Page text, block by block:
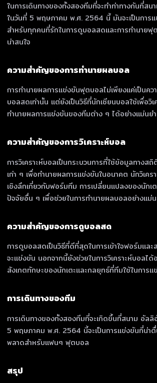
ในการเดินทางของทั้งสองทีมที่จะทำท่าทางกันที่ส
ในวันที่ 5 พฤษภาคม พ.ศ. 2564 นี้ มันจะเป็นการ
สำหรับทุกคนที่รักในการดูบอลสดและการทำนาย
น่าสนใจ
ความสำคัญของการทำนายผลบอล
การทำนายผลการแข่งขันฟุตบอลไม่เพียงแค่เป็นค
บอลสดเท่านั้น แต่ยังเป็นวิธีที่นักเซียนบอลใช้เพื่อวิเ
ทำนายผลการแข่งขันของทีมต่าง ๆ ได้อย่างแม่นยำ
ความสำคัญของการวิเคราะห์บอล
การวิเคราะห์บอลเป็นกระบวนการที่ใช้ข้อมูลทางส
เก่า ๆ เพื่อทำนายผลการแข่งขันในอนาคต นักวิเค
เชิงลึกเกี่ยวกับฟอร์มทีม การเปลี่ยนแปลงของนักเ
ปัจจัยอื่น ๆ เพื่อช่วยในการทำนายผลบอลอย่างแม่
ความสำคัญของการดูบอลสด
การดูบอลสดเป็นวิธีที่ดีที่สุดในการเข้าใจฟอร์มแล
จะแข่งขัน นอกจากนี้ยังช่วยในการวิเคราะห์บอลได้
สังเกตทักษะของนักเตะและกลยุทธ์ที่ทีมใช้ในการแ
การเดินทางของทีม
การเดินทางของทั้งสองทีมที่จะเกิดขึ้นที่สนาม อัลลิ
5 พฤษภาคม พ.ศ. 2564 นี้จะเป็นการแข่งขันที่น่าตื่
พลาดสำหรับแฟนๆ ฟุตบอล
สรุป